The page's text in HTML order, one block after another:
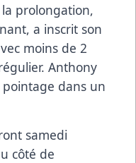
prolongation,
a inscrit son
moins de 2
Anthony
dans un
samedi
côté de